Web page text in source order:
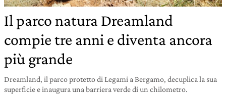
Il parco natura Dreamland
compie tre anni e diventa ancora
più grande
Dreamland, il parco protetto di Legami a Bergamo, decuplica la sua
superficie e inaugura una barriera verde di un chilometro.